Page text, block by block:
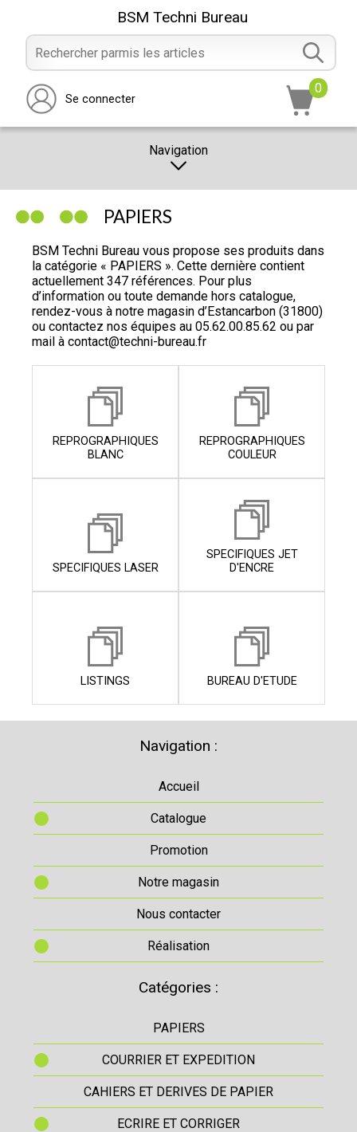
BSM Techni Bureau
Se connecter
0
Navigation
PROMOTION
NOTRE MAGASIN
NOUS CONTACTER
RÉALISATION
PAPIERS
BSM Techni Bureau vous propose ses produits dans
la catégorie « PAPIERS ». Cette dernière contient
actuellement 347 références. Pour plus
d’information ou toute demande hors catalogue,
rendez-vous à notre magasin d’Estancarbon (31800)
ou contactez nos équipes au 05.62.00.85.62 ou par
mail à contact@techni-bureau.fr
REPROGRAPHIQUES
BLANC
REPROGRAPHIQUES
COULEUR
SPECIFIQUES LASER
SPECIFIQUES JET
D'ENCRE
LISTINGS BUREAU D'ETUDE
Navigation :
Accueil
Catalogue
Promotion
Notre magasin
Nous contacter
Réalisation
Catégories :
PAPIERS
COURRIER ET EXPEDITION
CAHIERS ET DERIVES DE PAPIER
ECRIRE ET CORRIGER